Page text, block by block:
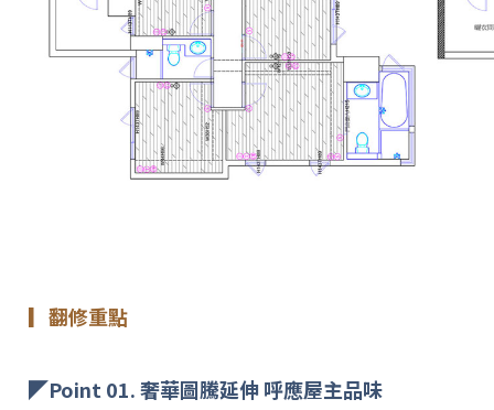
▎翻修重點
◤Point 01. 奢華圖騰延伸 呼應屋主品味